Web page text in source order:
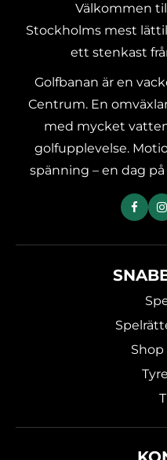
Shop
Välkommen
Stockholms mest
ett stenkast
Golfbanan är en
Centrum. En
med mycket
golfupplevelse.
spänning – en dag